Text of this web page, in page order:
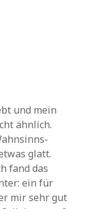
und mein
ähnlich.
glatt.
fand das
ein für
mir sehr gut